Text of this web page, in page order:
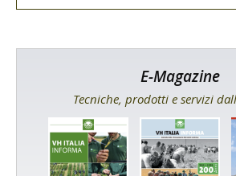
E-Magazine
Tecniche, prodotti e servizi